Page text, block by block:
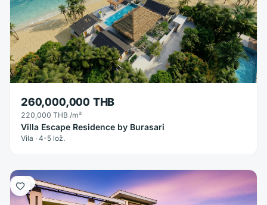
260,000,000 THB
220,000 THB /m²
Villa Escape Residence by Burasari
Vila · 4-5 lož.
Vila